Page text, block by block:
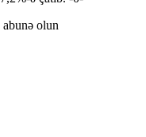
olun